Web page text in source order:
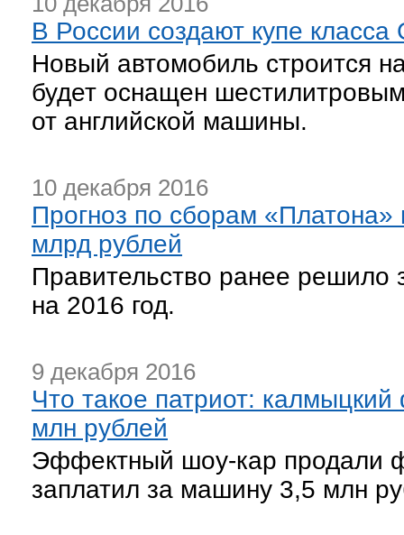
В России создают купе класса
Новый автомобиль строится
будет оснащен
от английской машины.
10 декабря 2016
Прогноз по сборам
млрд рублей
Правительство ранее решило
на 2016 год.
9 декабря 2016
Что такое патриот:
млн рублей
Эффектный шоу-кар продали
заплатил за машину 3,5 млн